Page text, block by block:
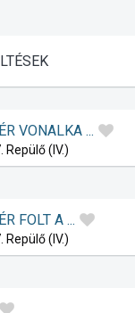
VONALKA ...
Repülő (IV.)
FOLT A ...
Repülő (IV.)